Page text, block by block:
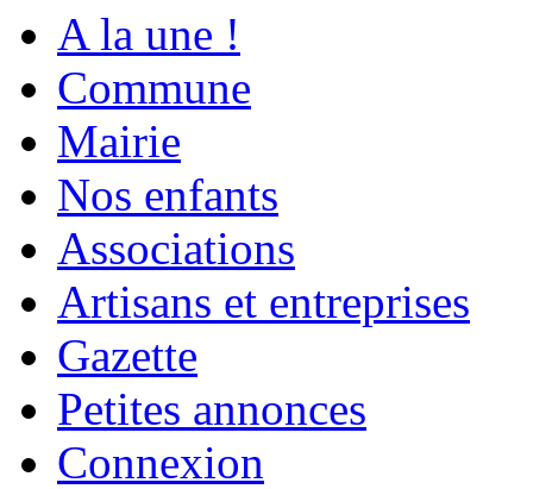
A la une !
Commune
Mairie
Nos enfants
Associations
Artisans et entreprises
Gazette
Petites annonces
Connexion